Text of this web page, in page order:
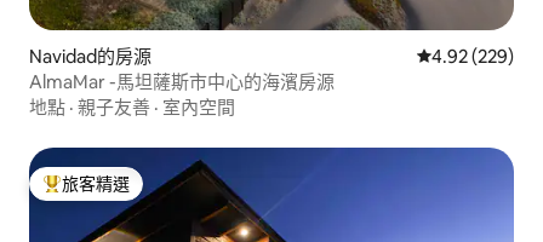
Navidad的房源 從 229 則評價
4.92 (229)
AlmaMar -馬坦薩斯市中心的海濱房源
地點 · 親子友善 · 室內空間
旅客精選榜首
旅客精選